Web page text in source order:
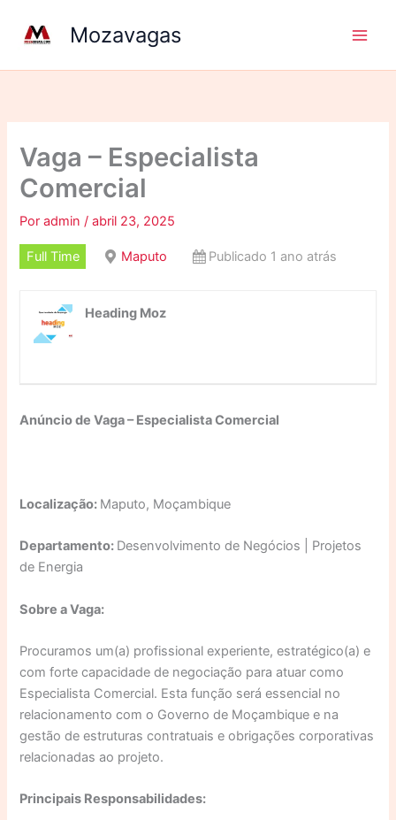
conteúdo
Mozavagas
Vaga – Especialista
Comercial
Poradmin/abril 23, 2025
Full Time Maputo Publicado 1 ano atrás
Heading Moz
Anúncio de Vaga – Especialista Comercial
Localização: Maputo, Moçambique
Departamento: Desenvolvimento de Negócios | Projetos
de Energia
Sobre a Vaga:
Procuramos um(a) profissional experiente, estratégico(a) e
com forte capacidade de negociação para atuar como
Especialista Comercial. Esta função será essencial no
relacionamento com o Governo de Moçambique e na
gestão de estruturas contratuais e obrigações corporativas
relacionadas ao projeto.
Principais Responsabilidades: